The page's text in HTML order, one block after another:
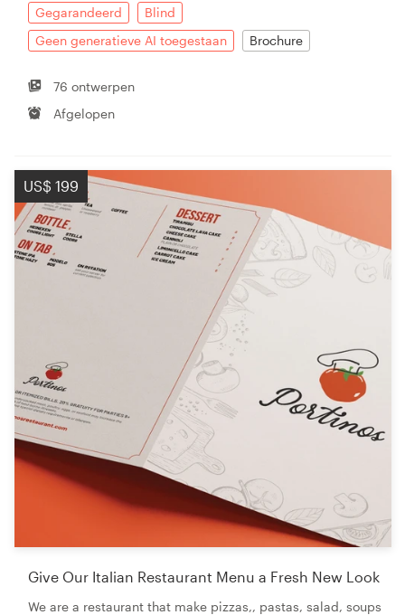
Gegarandeerd
Blind
Geen generatieve AI toegestaan
Brochure
76 ontwerpen
Afgelopen
US$ 199
Give Our Italian Restaurant Menu a Fresh New Look
We are a restaurant that make pizzas,, pastas, salad, soups